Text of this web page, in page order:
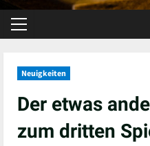
Primary
Neuigkeiten
Der etwas
zum dritten